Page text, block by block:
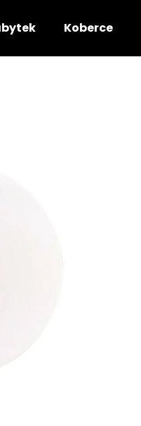
Koberce